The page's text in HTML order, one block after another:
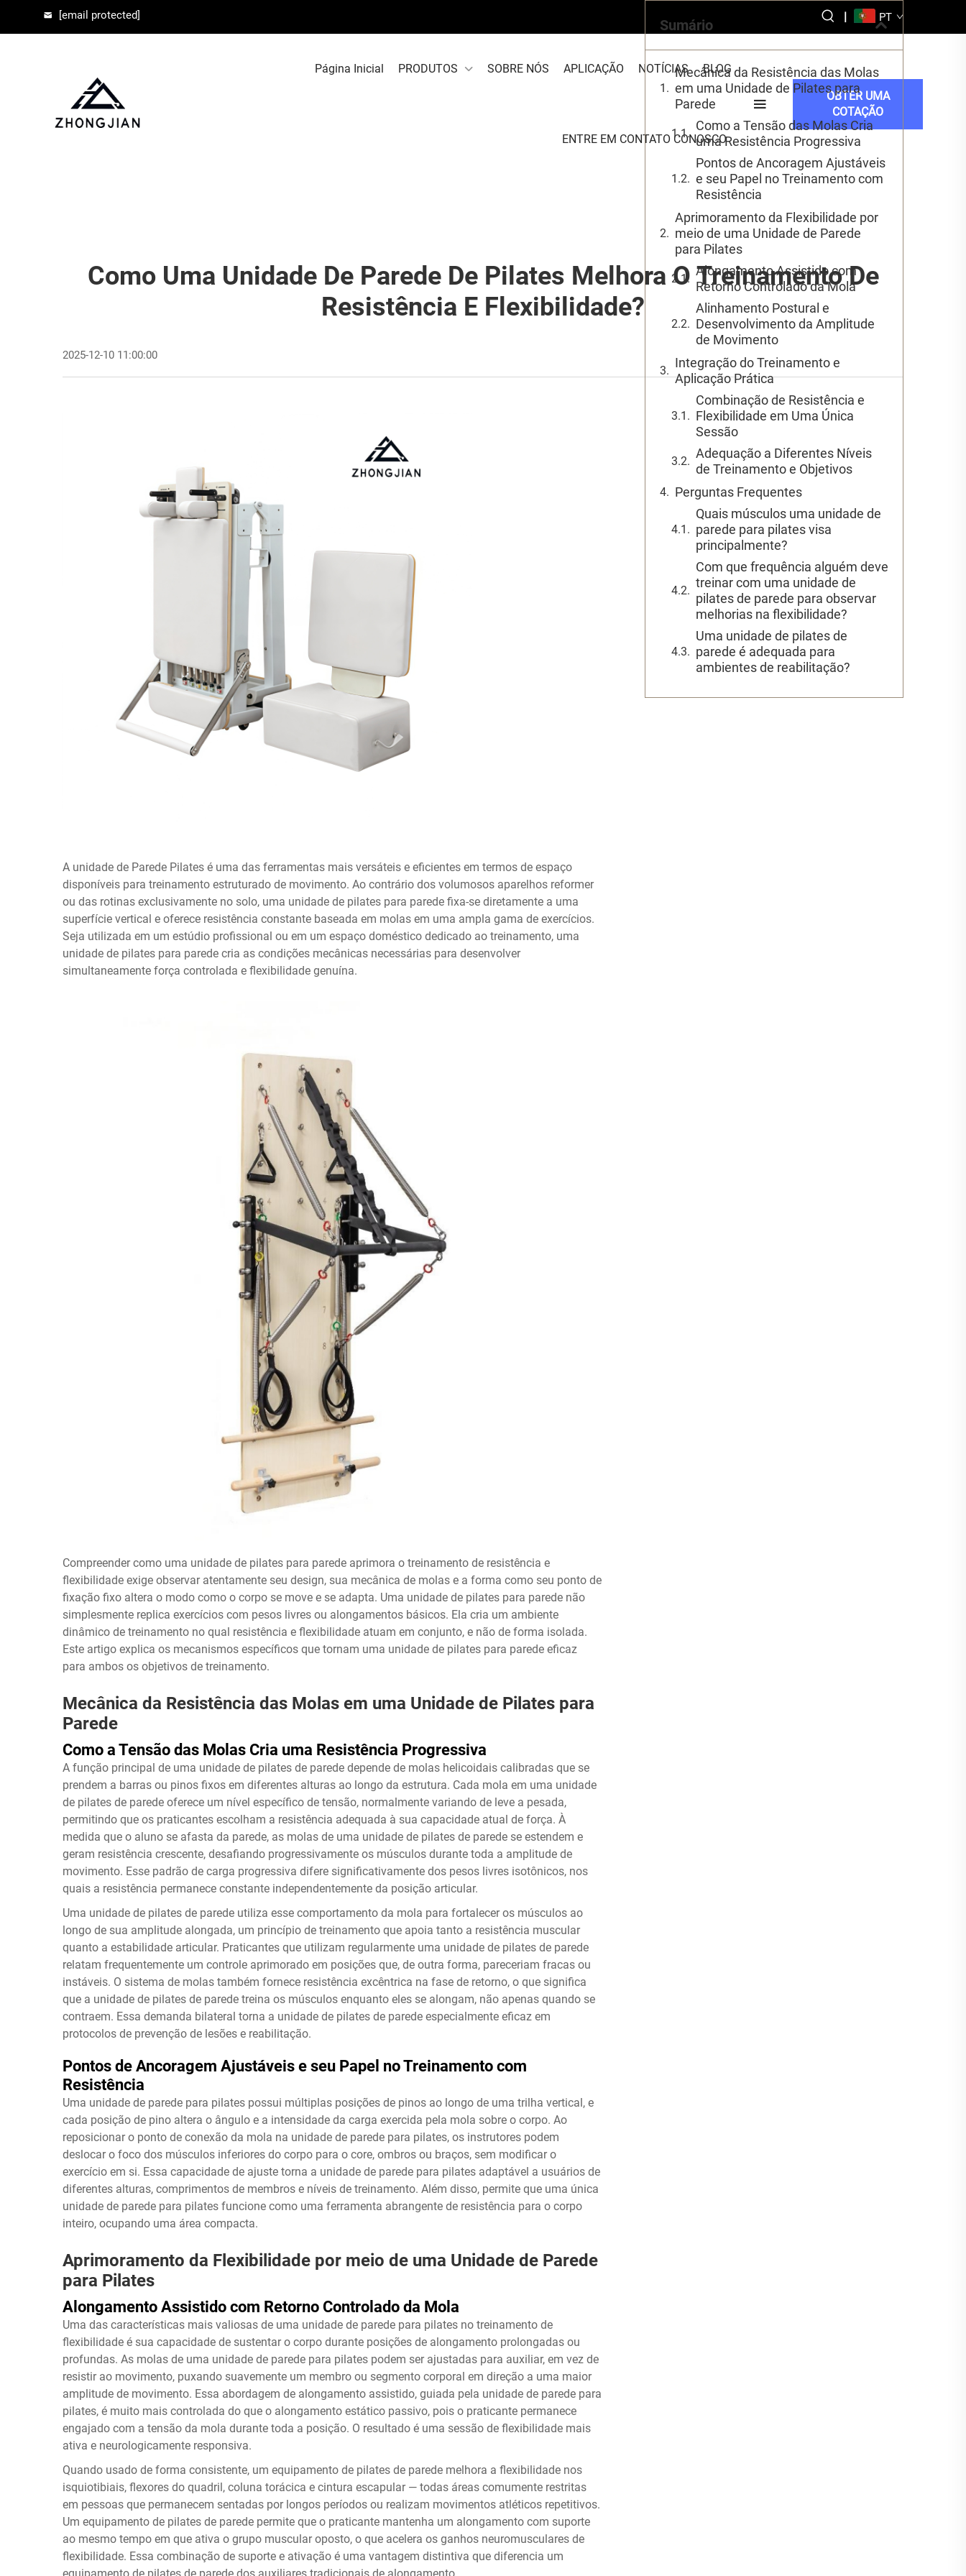
[email protected] | PT
Página Inicial PRODUTOS SOBRE NÓS APLICAÇÃO NOTÍCIAS BLOG
ENTRE EM CONTATO CONOSCO
OBTER UMA
COTAÇÃO
Como Uma Unidade De Parede De Pilates Melhora O Treinamento De
Resistência E Flexibilidade?
2025-12-10 11:00:00
A unidade de Parede Pilates é uma das ferramentas mais versáteis e eficientes em termos de espaço
disponíveis para treinamento estruturado de movimento. Ao contrário dos volumosos aparelhos reformer
ou das rotinas exclusivamente no solo, uma unidade de pilates para parede fixa-se diretamente a uma
superfície vertical e oferece resistência constante baseada em molas em uma ampla gama de exercícios.
Seja utilizada em um estúdio profissional ou em um espaço doméstico dedicado ao treinamento, uma
unidade de pilates para parede cria as condições mecânicas necessárias para desenvolver
simultaneamente força controlada e flexibilidade genuína.
Compreender como uma unidade de pilates para parede aprimora o treinamento de resistência e
flexibilidade exige observar atentamente seu design, sua mecânica de molas e a forma como seu ponto de
fixação fixo altera o modo como o corpo se move e se adapta. Uma unidade de pilates para parede não
simplesmente replica exercícios com pesos livres ou alongamentos básicos. Ela cria um ambiente
dinâmico de treinamento no qual resistência e flexibilidade atuam em conjunto, e não de forma isolada.
Este artigo explica os mecanismos específicos que tornam uma unidade de pilates para parede eficaz
para ambos os objetivos de treinamento.
Mecânica da Resistência das Molas em uma Unidade de Pilates para
Parede
Como a Tensão das Molas Cria uma Resistência Progressiva
A função principal de uma unidade de pilates de parede depende de molas helicoidais calibradas que se
prendem a barras ou pinos fixos em diferentes alturas ao longo da estrutura. Cada mola em uma unidade
de pilates de parede oferece um nível específico de tensão, normalmente variando de leve a pesada,
permitindo que os praticantes escolham a resistência adequada à sua capacidade atual de força. À
medida que o aluno se afasta da parede, as molas de uma unidade de pilates de parede se estendem e
geram resistência crescente, desafiando progressivamente os músculos durante toda a amplitude de
movimento. Esse padrão de carga progressiva difere significativamente dos pesos livres isotônicos, nos
quais a resistência permanece constante independentemente da posição articular.
Uma unidade de pilates de parede utiliza esse comportamento da mola para fortalecer os músculos ao
longo de sua amplitude alongada, um princípio de treinamento que apoia tanto a resistência muscular
quanto a estabilidade articular. Praticantes que utilizam regularmente uma unidade de pilates de parede
relatam frequentemente um controle aprimorado em posições que, de outra forma, pareceriam fracas ou
instáveis. O sistema de molas também fornece resistência excêntrica na fase de retorno, o que significa
que a unidade de pilates de parede treina os músculos enquanto eles se alongam, não apenas quando se
contraem. Essa demanda bilateral torna a unidade de pilates de parede especialmente eficaz em
protocolos de prevenção de lesões e reabilitação.
Pontos de Ancoragem Ajustáveis e seu Papel no Treinamento com
Resistência
Uma unidade de parede para pilates possui múltiplas posições de pinos ao longo de uma trilha vertical, e
cada posição de pino altera o ângulo e a intensidade da carga exercida pela mola sobre o corpo. Ao
reposicionar o ponto de conexão da mola na unidade de parede para pilates, os instrutores podem
deslocar o foco dos músculos inferiores do corpo para o core, ombros ou braços, sem modificar o
exercício em si. Essa capacidade de ajuste torna a unidade de parede para pilates adaptável a usuários de
diferentes alturas, comprimentos de membros e níveis de treinamento. Além disso, permite que uma única
unidade de parede para pilates funcione como uma ferramenta abrangente de resistência para o corpo
inteiro, ocupando uma área compacta.
Aprimoramento da Flexibilidade por meio de uma Unidade de Parede
para Pilates
Alongamento Assistido com Retorno Controlado da Mola
Uma das características mais valiosas de uma unidade de parede para pilates no treinamento de
flexibilidade é sua capacidade de sustentar o corpo durante posições de alongamento prolongadas ou
profundas. As molas de uma unidade de parede para pilates podem ser ajustadas para auxiliar, em vez de
resistir ao movimento, puxando suavemente um membro ou segmento corporal em direção a uma maior
amplitude de movimento. Essa abordagem de alongamento assistido, guiada pela unidade de parede para
pilates, é muito mais controlada do que o alongamento estático passivo, pois o praticante permanece
engajado com a tensão da mola durante toda a posição. O resultado é uma sessão de flexibilidade mais
ativa e neurologicamente responsiva.
Quando usado de forma consistente, um equipamento de pilates de parede melhora a flexibilidade nos
isquiotibiais, flexores do quadril, coluna torácica e cintura escapular — todas áreas comumente restritas
em pessoas que permanecem sentadas por longos períodos ou realizam movimentos atléticos repetitivos.
Um equipamento de pilates de parede permite que o praticante mantenha um alongamento com suporte
ao mesmo tempo em que ativa o grupo muscular oposto, o que acelera os ganhos neuromusculares de
flexibilidade. Essa combinação de suporte e ativação é uma vantagem distintiva que diferencia um
Sumário
Mecânica da Resistência das Molas
em uma Unidade de Pilates para
Parede
Como a Tensão das Molas Cria
uma Resistência Progressiva
Pontos de Ancoragem Ajustáveis
e seu Papel no Treinamento com
Resistência
Aprimoramento da Flexibilidade por
meio de uma Unidade de Parede
para Pilates
Alongamento Assistido com
Retorno Controlado da Mola
Alinhamento Postural e
Desenvolvimento da Amplitude
de Movimento
Integração do Treinamento e
Aplicação Prática
Combinação de Resistência e
Flexibilidade em Uma Única
Sessão
Adequação a Diferentes Níveis
de Treinamento e Objetivos
Perguntas Frequentes
Quais músculos uma unidade de
parede para pilates visa
principalmente?
Com que frequência alguém deve
treinar com uma unidade de
pilates de parede para observar
melhorias na flexibilidade?
Uma unidade de pilates de
parede é adequada para
ambientes de reabilitação?